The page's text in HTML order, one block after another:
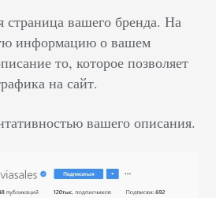
страница вашего бренда. На
информацию о вашем
то, которое позволяет
на сайт.
вашего описания.